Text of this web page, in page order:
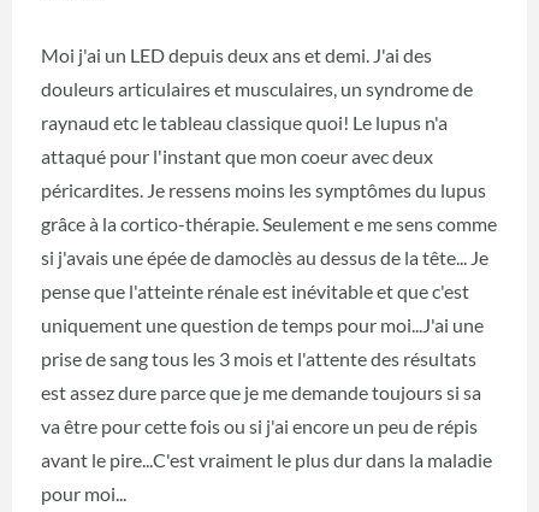
Moi j'ai un LED depuis deux ans et demi. J'ai des
douleurs articulaires et musculaires, un syndrome de
raynaud etc le tableau classique quoi! Le lupus n'a
attaqué pour l'instant que mon coeur avec deux
péricardites. Je ressens moins les symptômes du lupus
grâce à la cortico-thérapie. Seulement e me sens comme
si j'avais une épée de damoclès au dessus de la tête... Je
pense que l'atteinte rénale est inévitable et que c'est
uniquement une question de temps pour moi...J'ai une
prise de sang tous les 3 mois et l'attente des résultats
est assez dure parce que je me demande toujours si sa
va être pour cette fois ou si j'ai encore un peu de répis
avant le pire...C'est vraiment le plus dur dans la maladie
pour moi...